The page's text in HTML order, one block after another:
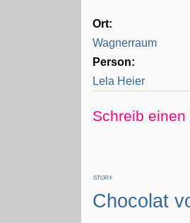
Ort:
Wagnerraum
Person:
Lela Heier
Schreib
STORY
Chocolat